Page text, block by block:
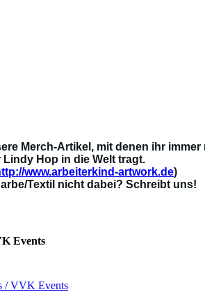
Merch-Artikel, mit denen ihr
Hop in die Welt tragt.
www.arbeiterkind-artwork.de)
Textil nicht dabei? Schreibt uns!
Events
/ VVK Events